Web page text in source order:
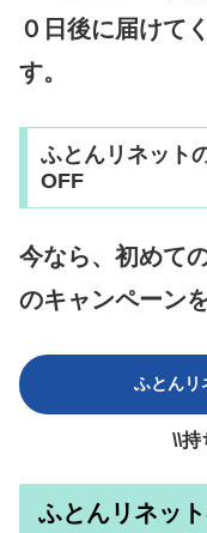
０日後に届けて
す。
ふとんリネット
OFF
今なら、初めて
のキャンペーン
ふとんリ
\\持
ふとんリネッ